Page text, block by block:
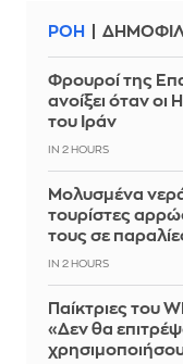
ΡΟΗ
Φρουροί της
ανοίξει όταν
του Ιράν
IN 2 HOURS
Μολυσμένα
τουρίστες
τους σε
IN 2 HOURS
Παίκτριες του
«Δεν θα